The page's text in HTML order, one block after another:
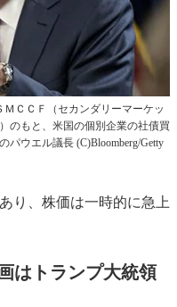
ＣＣＦ（セカンダリーマーケッ
のもと、米国の個別企業の社債買
ウエル議長 (C)Bloomberg/Getty
り、株価は一時的に急上
はトランプ大統領